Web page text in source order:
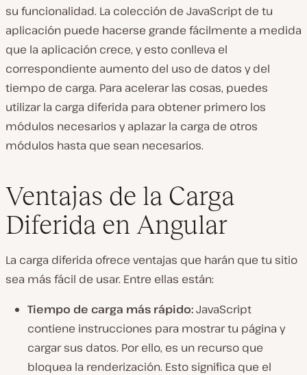
su funcionalidad. La colección de JavaScript de tu
aplicación puede hacerse grande fácilmente a medida
que la aplicación crece, y esto conlleva el
correspondiente aumento del uso de datos y del
tiempo de carga. Para acelerar las cosas, puedes
utilizar la carga diferida para obtener primero los
módulos necesarios y aplazar la carga de otros
módulos hasta que sean necesarios.
Ventajas de la Carga
Diferida en Angular
La carga diferida ofrece ventajas que harán que tu sitio
sea más fácil de usar. Entre ellas están:
Tiempo de carga más rápido:JavaScript
contiene instrucciones para mostrar tu página y
cargar sus datos. Por ello, es un recurso que
bloquea la renderización. Esto significa que el